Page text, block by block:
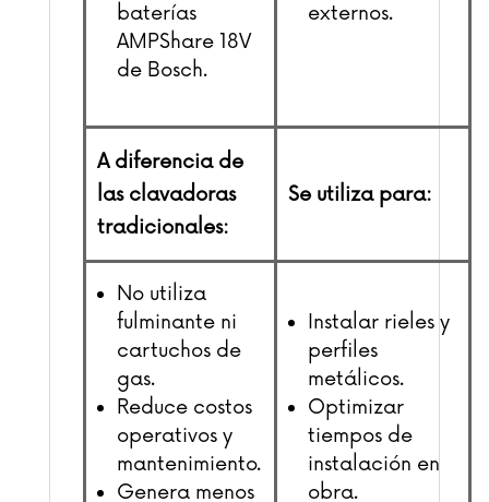
baterías
AMPShare 18V
de Bosch.
externos.
A diferencia de
las clavadoras
tradicionales:
Se utiliza para:
No utiliza
fulminante ni
cartuchos de
gas.
Reduce costos
operativos y
mantenimiento.
Genera menos
Instalar rieles y
perfiles
metálicos.
Optimizar
tiempos de
instalación en
obra.